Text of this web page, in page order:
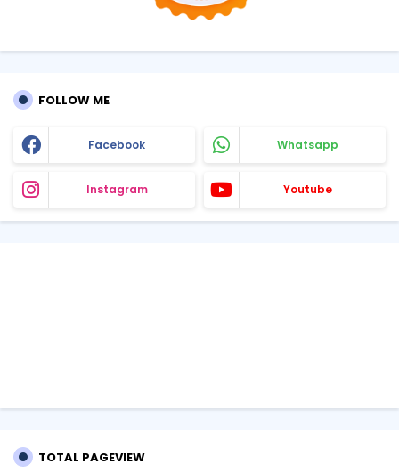
FOLLOW ME
Facebook Whatsapp
Instagram Youtube
TOTAL PAGEVIEW